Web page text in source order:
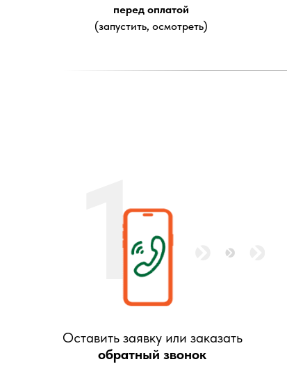
перед оплатой
(запустить, осмотреть)
1
Оставить заявку или заказать
обратный звонок